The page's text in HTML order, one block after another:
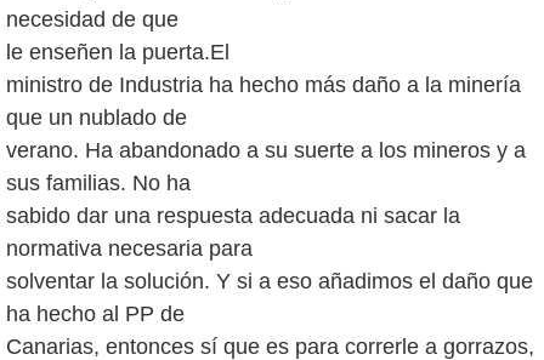
necesidad de que
le enseñen la puerta.El
ministro de Industria ha hecho más daño a la minería
que un nublado de
verano. Ha abandonado a su suerte a los mineros y a
sus familias. No ha
sabido dar una respuesta adecuada ni sacar la
normativa necesaria para
solventar la solución. Y si a eso añadimos el daño que
ha hecho al PP de
Canarias, entonces sí que es para correrle a gorrazos,